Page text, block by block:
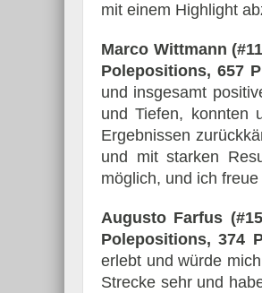
mit einem Highlight
Marco Wittmann
Polepositions, 657
und insgesamt
und Tiefen, konnten
Ergebnissen
und mit starken
möglich, und ich
Augusto Farfus
Polepositions, 374
erlebt und würde
Strecke sehr und